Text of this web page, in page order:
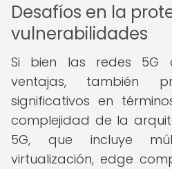
Desafíos en la
vulnerabilidades
Si bien las redes 5G
ventajas, también
significativos en
complejidad de la
5G, que incluye
virtualización, edge